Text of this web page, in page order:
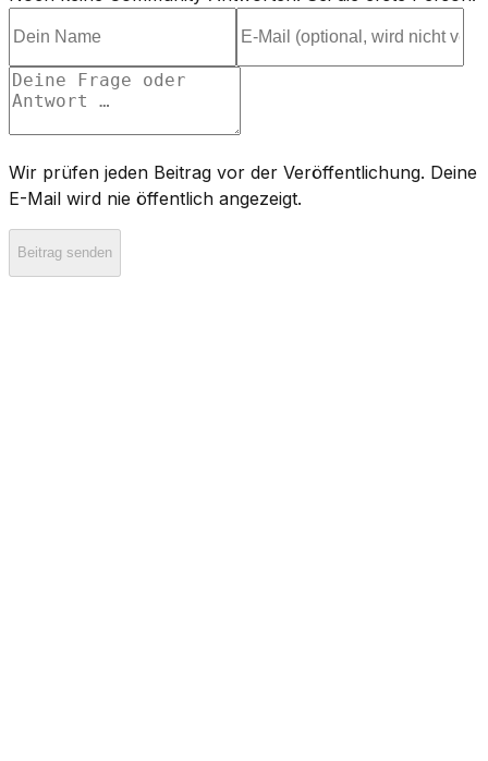
Wir prüfen jeden Beitrag vor der Veröffentlichung. Deine
E-Mail wird nie öffentlich angezeigt.
Beitrag senden